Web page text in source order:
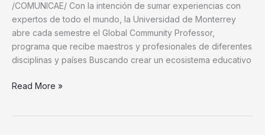
/COMUNICAE/ Con la intención de sumar experiencias con
expertos de todo el mundo, la Universidad de Monterrey
abre cada semestre el Global Community Professor,
programa que recibe maestros y profesionales de diferentes
disciplinas y países Buscando crear un ecosistema educativo
UDEM
a
especialistas
de
talla
Read More »